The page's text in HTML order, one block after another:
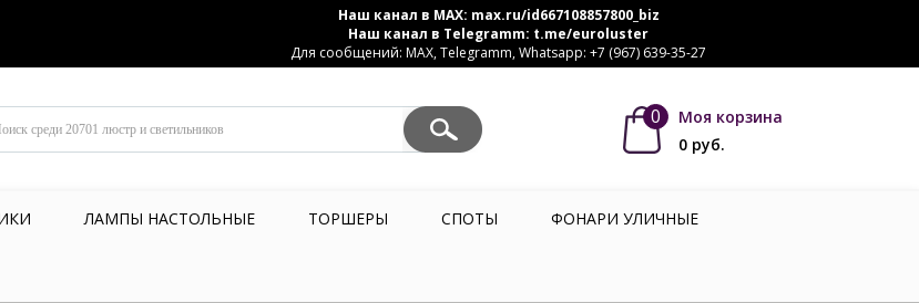
Наш канал в MAX: max.ru/id667108857800_biz
Наш канал в Telegramm: t.me/euroluster
Для сообщений: MAX, Telegramm, Whatsapp: +7 (967) 639-35-27
0
Моя корзина
0 руб.
ЛАМПЫ НАСТОЛЬНЫЕ ТОРШЕРЫ СПОТЫ ФОНАРИ УЛИЧНЫЕ